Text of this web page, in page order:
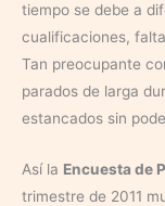
tiempo se debe a
cualificaciones,
Tan preocupante
parados de larga
estancados sin
Así la Encuesta de
trimestre de 2011